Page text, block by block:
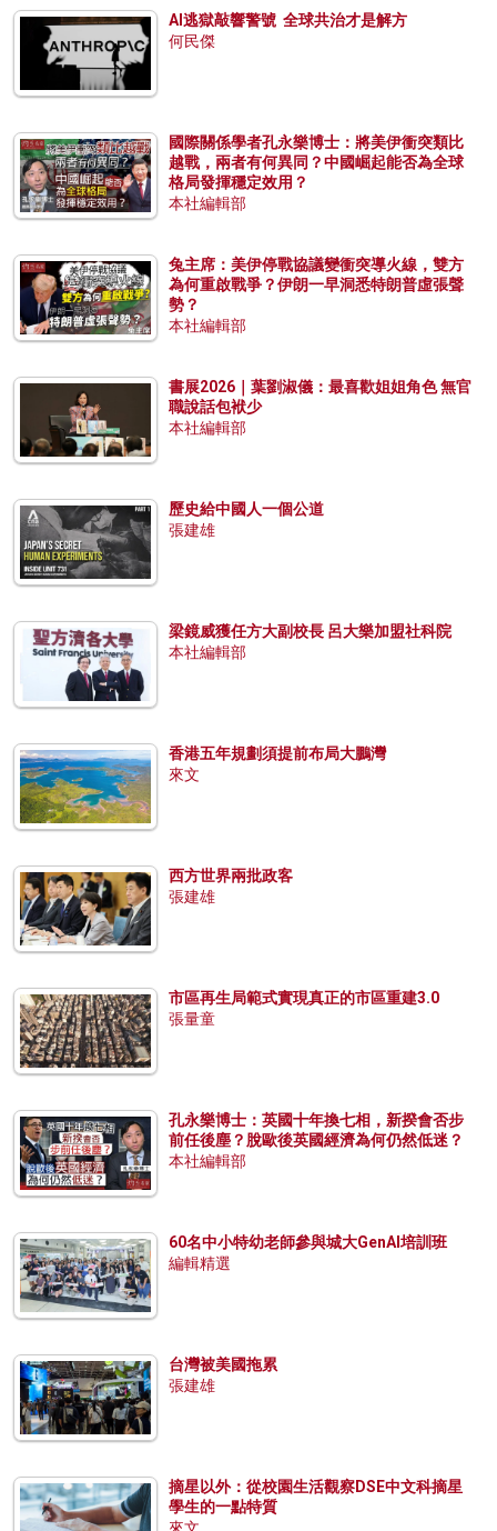
AI逃獄敲響警號 全球共治才是解方
何民傑
國際關係學者孔永樂博士：將美伊衝突類比
越戰，兩者有何異同？中國崛起能否為全球
格局發揮穩定效用？
本社編輯部
兔主席：美伊停戰協議變衝突導火線，雙方
為何重啟戰爭？伊朗一早洞悉特朗普虛張聲
勢？
本社編輯部
書展2026｜葉劉淑儀：最喜歡姐姐角色 無官
職說話包袱少
本社編輯部
歷史給中國人一個公道
張建雄
梁鏡威獲任方大副校長 呂大樂加盟社科院
本社編輯部
香港五年規劃須提前布局大鵬灣
來文
西方世界兩批政客
張建雄
市區再生局範式實現真正的市區重建3.0
張量童
孔永樂博士：英國十年換七相，新揆會否步
前任後塵？脫歐後英國經濟為何仍然低迷？
本社編輯部
60名中小特幼老師參與城大GenAI培訓班
編輯精選
台灣被美國拖累
張建雄
摘星以外：從校園生活觀察DSE中文科摘星
學生的一點特質
來文